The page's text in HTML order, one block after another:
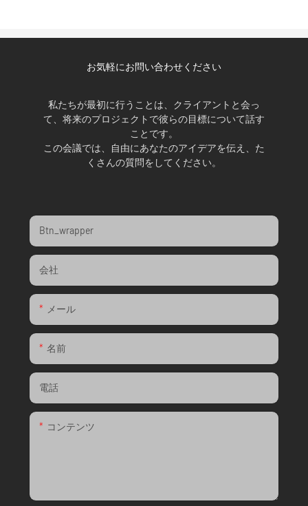
お気軽にお問い合わせください
私たちが最初に行うことは、クライアントと会っ
て、将来のプロジェクトで彼らの目標について話す
ことです。
この会議では、自由にあなたのアイデアを伝え、た
くさんの質問をしてください。
Btn_wrapper
会社
メール
名前
電話
コンテンツ